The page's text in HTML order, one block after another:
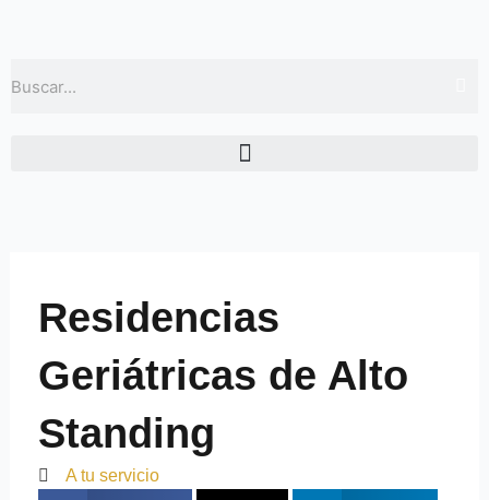
Residencias
Geriátricas de Alto
Standing
A tu servicio